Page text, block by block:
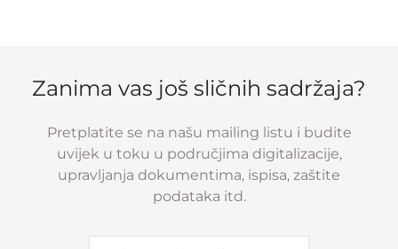
Zanima vas još sličnih sadržaja?
Pretplatite se na našu mailing listu i budite
uvijek u toku u područjima digitalizacije,
upravljanja dokumentima, ispisa, zaštite
podataka itd.